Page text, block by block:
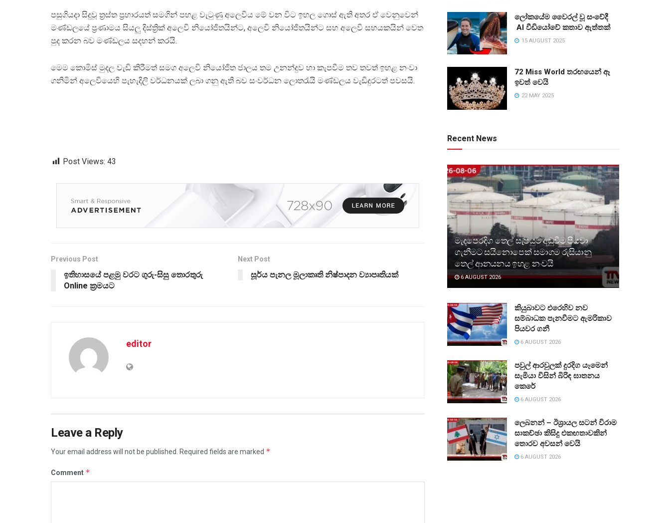
පසුගියදා සිදුවූ ත්‍රස්ත ප්‍රහාරයත් සමගින් පහළ වැටුණු අලෙවිය මේ වන විට ඉහල ගොස් ඇති අතර ඒ වෙනුවෙන්
මණ්ඩලයේ ප්‍රණාමය සියලු දිස්ත්‍රික් අලෙවි නියෝජිතයින්ට, අලෙවි නියෝජිතයින්ට සහ අලෙවි සහයකයින් වෙත
පුද කරන බව මණ්ඩලය සදහන් කරයි.
මෙම කොමිස් මුදල වැඩි කිරීමත් සමග අලෙවි නියෝජිත ජාලය තම උනන්දුව හා කැපවීම තව තවත් ඉහළ නංවා
ගනිමින් අලෙවියෙහි පැහැදිලි වර්ධනයක් ලබා ගනු ඇති බව සංවර්ධන ලොතරැයි මණ්ඩලය වැඩිදුරටත් පවසයි.
Post Views: 43
Previous Post
ඉතිහාසයේ පළමු වරට ගුරු-සිසු තොරතුරු
Online ක්‍රමයට
Next Post
සූර්ය පැනල මූලාකෘති නිෂ්පාදන ව්‍යාපෘතියක්
editor
Leave a Reply
Your email address will not be published. Required fields are marked *
Comment *
ලෝකයේම වෛරල් වූ සංවේදී
AI වීඩියෝවේ කතාව ඇත්තක්
15 AUGUST 2025
72 Miss World තරඟයෙන් ඈ
ඉවත් වෙයි
22 MAY 2025
Recent News
මැදපෙරදිග තෙල් සැපයුම අඩුවීම පියවා
ගැනීමට සයිනොපෙක් සමාගම රුසියානු
තෙල් ආනයනය ඉහළ නංවයි
6 AUGUST 2026
කියුබාවට එරෙහිව නව
සම්බාධක පැනවීමට ඇමරිකාව
පියවර ගනී
6 AUGUST 2026
පවුල් ආරවුලක් දුරදිග යෑමෙන්
සැමියා විසින් බිරිඳ ඝාතනය
කෙරේ
6 AUGUST 2026
ලෙබනන් – ඊශ්‍රායල සටන් විරාම
සාකච්ඡා කිසිදු එකඟතාවකින්
තොරව අවසන් වෙයි
6 AUGUST 2026